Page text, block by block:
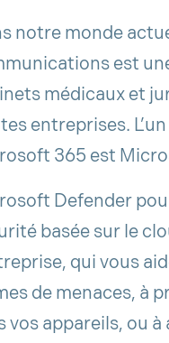
notre monde
est
médicaux et
entreprises.
365 est
Defender
basée sur le
qui vous
de menaces, à
vos appareils, ou